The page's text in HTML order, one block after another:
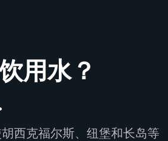
用水？
西克福尔斯、纽堡和长岛等